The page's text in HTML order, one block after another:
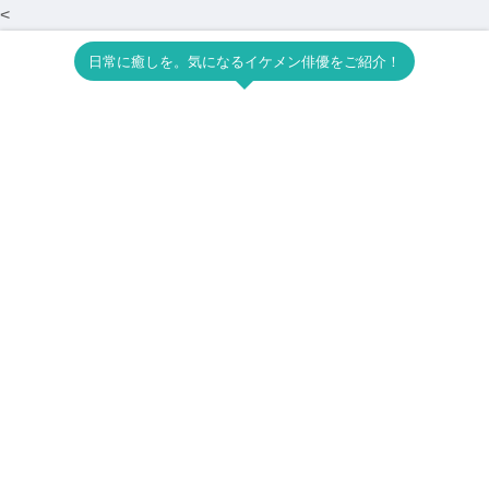
<
日常に癒しを。気になるイケメン俳優をご紹介！